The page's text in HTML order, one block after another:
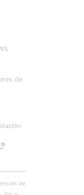
de
de
Inc o